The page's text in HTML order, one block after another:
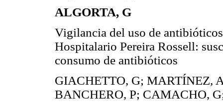
ALGORTA, G
Vigilancia del uso de
Hospitalario Pereira Rossell:
consumo de antibióticos
GIACHETTO, G; MARTÍNEZ,
BANCHERO, P; CAMACHO,